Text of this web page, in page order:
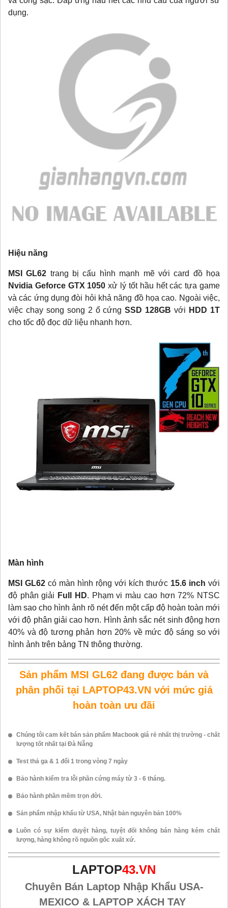
dụng.
Hiệu năng
MSI GL62 trang bị cấu hình mạnh mẽ với card đồ họa
Nvidia Geforce GTX 1050 xử lý tốt hầu hết các tựa game
và các ứng dụng đòi hỏi khả năng đồ họa cao. Ngoài việc,
việc chạy song song 2 ổ cứngSSD 128GB với HDD 1T
cho tốc độ đọc dữ liệu nhanh hơn.
Màn hình
MSI GL62 có màn hình rộng với kích thước 15.6 inch với
độ phân giải Full HD. Phạm vi màu cao hơn 72% NTSC
làm sao cho hình ảnh rõ nét đến một cấp độ hoàn toàn mới
với độ phân giải cao hơn. Hình ảnh sắc nét sinh động hơn
40% và độ tương phản hơn 20% về mức độ sáng so với
hình ảnh trên bảng TN thông thường.
Sản phẩm MSI GL62 đang được bán và
phân phối tại LAPTOP43.VN với mức giá
hoàn toàn ưu đãi
Chúng tôi cam kết bán sản phẩm Macbook giá rẻ nhất thị trường - chất
lượng tốt nhất tại Đà Nẵng
Test thả ga & 1 đổi 1 trong vòng 7 ngày
Bảo hành kiểm tra lỗi phần cứng máy từ 3 - 6 tháng.
Bảo hành phần mềm trọn đời.
Sản phẩm nhập khẩu từ USA, Nhật bản nguyên bản 100%
Luôn có sự kiểm duyệt hàng, tuyệt đối không bán hàng kém chất
lượng, hàng không rõ nguồn gốc xuất xứ.
LAPTOP43.VN
Chuyên Bán Laptop Nhập Khẩu USA-
MEXICO & LAPTOP XÁCH TAY